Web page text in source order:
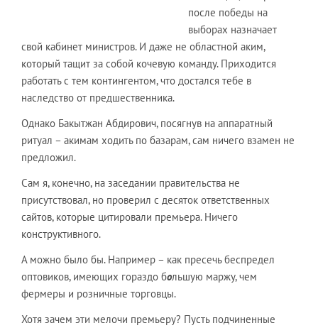
после победы на
выборах назначает
свой кабинет министров. И даже не областной аким,
который тащит за собой кочевую команду. Приходится
работать с тем контингентом, что достался тебе в
наследство от предшественника.
Однако Бакытжан Абдирович, посягнув на аппаратный
ритуал – акимам ходить по базарам, сам ничего взамен не
предложил.
Сам я, конечно, на заседании правительства не
присутствовал, но проверил с десяток ответственных
сайтов, которые цитировали премьера. Ничего
конструктивного.
А можно было бы. Например – как пресечь беспредел
оптовиков, имеющих гораздо большую маржу, чем
фермеры и розничные торговцы.
Хотя зачем эти мелочи премьеру? Пусть подчиненные